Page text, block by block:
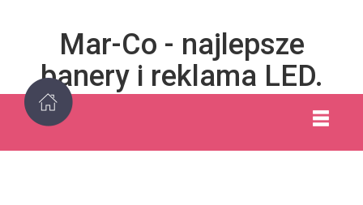
Mar-Co - najlepsze
banery i reklama LED.